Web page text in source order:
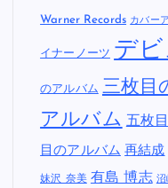
Warner Records カバー
イナーノーツ デ
のアルバム 三枚目
アルバム 五枚
目のアルバム 再結成
妹沢 奈美 有島 博志 沼